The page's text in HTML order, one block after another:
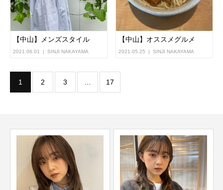
【中山】メンズスタイル
2021.06.01 SINJI NAKAYAMA
【中山】オススメグルメ
2021.05.25 SINJI NAKAYAMA
1 2 3 17